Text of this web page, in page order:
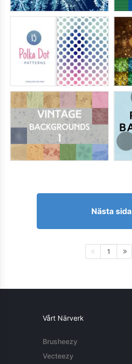
Nästa sida
1
Vårt Närverk
Brusheezy
Vecteezy